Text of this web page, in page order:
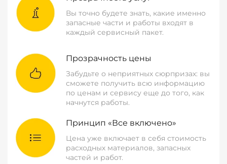
Вы точно будете знать, какие именно
запасные части и работы входят в
каждый сервисный пакет.
Прозрачность цены
Забудьте о неприятных сюрпризах: вы
сможете получить всю информацию
по ценам и сервису еще до того, как
начнутся работы.
Принцип «Все включено»
Цена уже включает в себя стоимость
расходных материалов, запасных
частей и работ.